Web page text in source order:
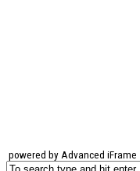
powered by Advanced iFrame